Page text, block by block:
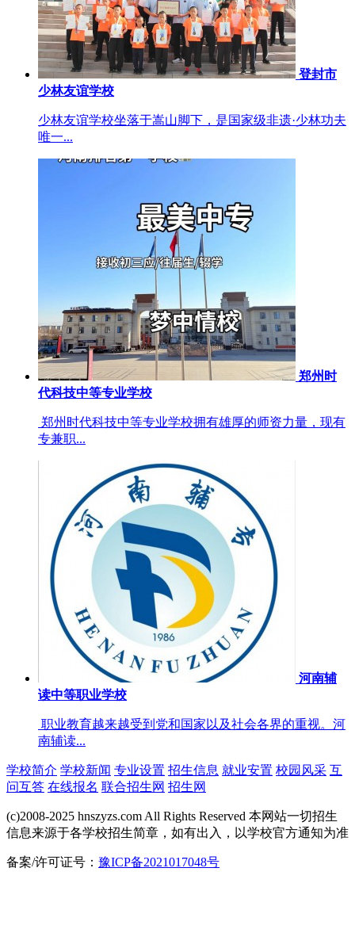
登封市
少林友谊学校
少林友谊学校坐落于嵩山脚下，是国家级非遗·少林功夫
唯一...
郑州时
代科技中等专业学校
郑州时代科技中等专业学校拥有雄厚的师资力量，现有
专兼职...
河南辅
读中等职业学校
职业教育越来越受到党和国家以及社会各界的重视。河
南辅读...
学校简介 学校新闻 专业设置 招生信息 就业安置 校园风采 互
问互答 在线报名 联合招生网 招生网
(c)2008-2025 hnszyzs.com All Rights Reserved 本网站一切招生
信息来源于各学校招生简章，如有出入，以学校官方通知为准
备案/许可证号： 豫ICP备2021017048号